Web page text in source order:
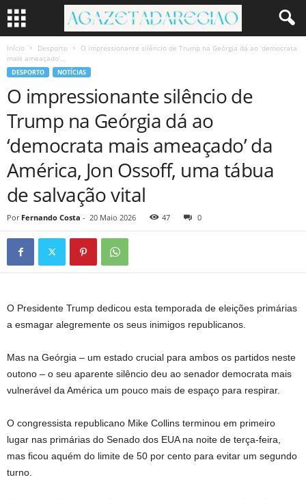
Início Desporto
O impressionante silêncio de Trump na Geórgia dá ao ‘democrata
mais ameaçado’...
DESPORTO NOTÍCIAS
O impressionante silêncio de
Trump na Geórgia dá ao
‘democrata mais ameaçado’ da
América, Jon Ossoff, uma tábua
de salvação vital
Por Fernando Costa - 20 Maio 2026 47 0
O Presidente Trump dedicou esta temporada de eleições primárias
a esmagar alegremente os seus inimigos republicanos.
Mas na Geórgia – um estado crucial para ambos os partidos neste
outono – o seu aparente silêncio deu ao senador democrata mais
vulnerável da América um pouco mais de espaço para respirar.
O congressista republicano Mike Collins terminou em primeiro
lugar nas primárias do Senado dos EUA na noite de terça-feira,
mas ficou aquém do limite de 50 por cento para evitar um segundo
turno.